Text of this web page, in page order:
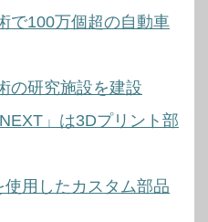
で100万個超の自動車
の研究施設を建設
」は3Dプリント部
用したカスタム部品